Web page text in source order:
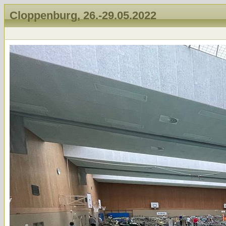
Cloppenburg, 26.-29.05.2022